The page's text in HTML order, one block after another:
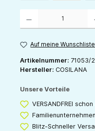
Auf meine
Artikelnummer: 71053/
Hersteller: COSILANA
Unsere Vorteile
VERSANDFREI
Blitz-Schneller